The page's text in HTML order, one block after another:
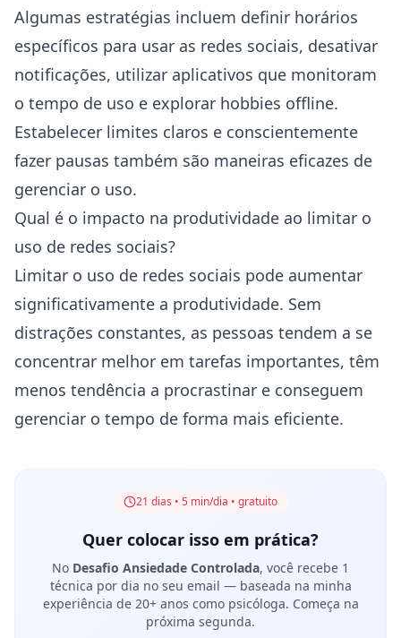
Algumas estratégias incluem definir horários
específicos para usar as redes sociais, desativar
notificações, utilizar aplicativos que monitoram
o tempo de uso e explorar hobbies offline.
Estabelecer limites claros e conscientemente
fazer pausas também são maneiras eficazes de
gerenciar o uso.
Qual é o impacto na produtividade ao limitar o
uso de redes sociais?
Limitar o uso de redes sociais pode aumentar
significativamente a produtividade. Sem
distrações constantes, as pessoas tendem a se
concentrar melhor em tarefas importantes, têm
menos tendência a procrastinar e conseguem
gerenciar o tempo de forma mais eficiente.
21 dias • 5 min/dia • gratuito
Quer colocar isso em prática?
No Desafio Ansiedade Controlada, você recebe 1
técnica por dia no seu email — baseada na minha
experiência de 20+ anos como psicóloga. Começa na
próxima segunda.